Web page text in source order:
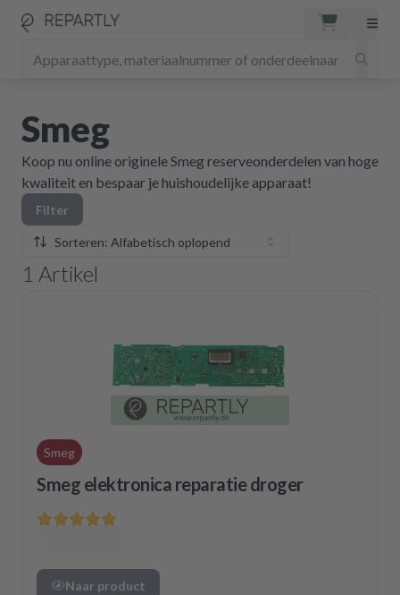
Smeg
Koop nu online originele Smeg reserveonderdelen van hoge
kwaliteit en bespaar je huishoudelijke apparaat!
Filter
Sorteren: Alfabetisch oplopend
1 Artikel
Smeg
Smeg elektronica reparatie droger
Naar product